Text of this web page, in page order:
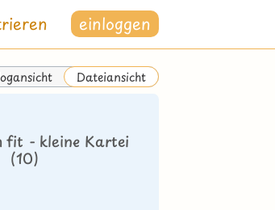
einloggen
Dateiansicht
fit - kleine Kartei
(10)